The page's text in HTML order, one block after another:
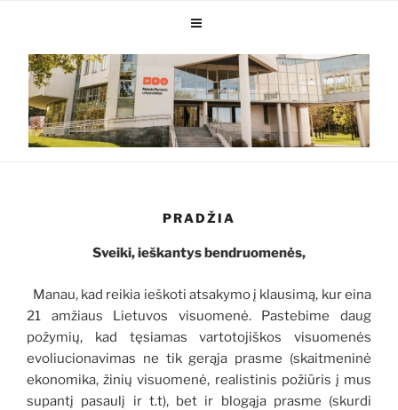
PRADŽIA
Sveiki, ieškantys bendruomenės,
Manau, kad reikia ieškoti atsakymo į klausimą, kur eina
21 amžiaus Lietuvos visuomenė. Pastebime daug
požymių, kad tęsiamas vartotojiškos visuomenės
evoliucionavimas ne tik gerąja prasme (skaitmeninė
ekonomika, žinių visuomenė, realistinis požiūris į mus
supantį pasaulį ir t.t), bet ir blogąja prasme (skurdi